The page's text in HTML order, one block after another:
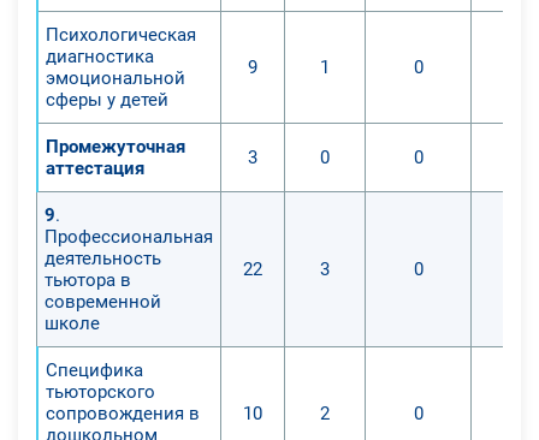
Психологическая
диагностика
эмоциональной
сферы у детей
9 1 0
Промежуточная
аттестация
3 0 0
9.
Профессиональная
деятельность
тьютора в
современной
школе
22 3 0
Специфика
тьюторского
сопровождения в
дошкольном
10 2 0